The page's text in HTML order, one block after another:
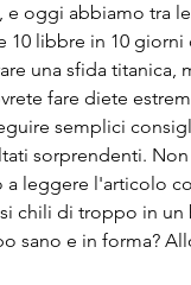
oggi abbiamo tra
10 libbre in 10
una sfida titanica,
fare diete
semplici
sorprendenti.
leggere l'articolo
chili di troppo in
sano e in forma?